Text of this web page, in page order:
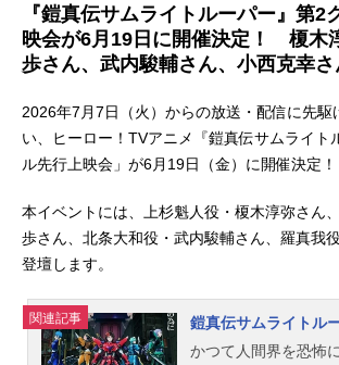
『鎧真伝サムライトルーパー』第2
映会が6月19日に開催決定！ 榎木
歩さん、武内駿輔さん、小西克幸
2026年7月7日（火）からの放送・配信に先駆
い、ヒーロー！TVアニメ『鎧真伝サムライト
ル先行上映会」が6月19日（金）に開催決定！
本イベントには、上杉魁人役・榎木淳弥さん
歩さん、北条大和役・武内駿輔さん、羅真我
登壇します。
関連記事
鎧真伝サムライトル
かつて人間界を恐怖